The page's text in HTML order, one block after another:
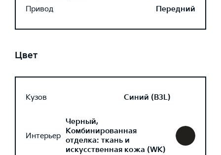
Привод
Передний
Цвет
Кузов Синий (B3L)
Интерьер
Черный,
Комбинированная
отделка: ткань и
искусственная кожа (WK)